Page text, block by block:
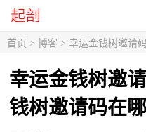
首页 > 博客 > 幸运金钱树邀请
幸运金钱树邀
钱树邀请码在